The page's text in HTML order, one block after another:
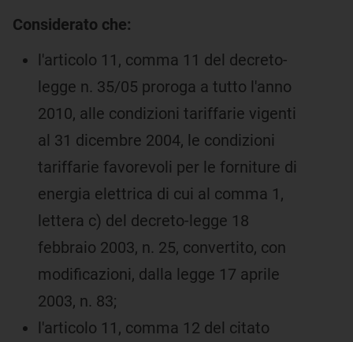
Considerato che:
l'articolo 11, comma 11 del decreto-
legge n. 35/05 proroga a tutto l'anno
2010, alle condizioni tariffarie vigenti
al 31 dicembre 2004, le condizioni
tariffarie favorevoli per le forniture di
energia elettrica di cui al comma 1,
lettera c) del decreto-legge 18
febbraio 2003, n. 25, convertito, con
modificazioni, dalla legge 17 aprile
2003, n. 83;
l'articolo 11, comma 12 del citato